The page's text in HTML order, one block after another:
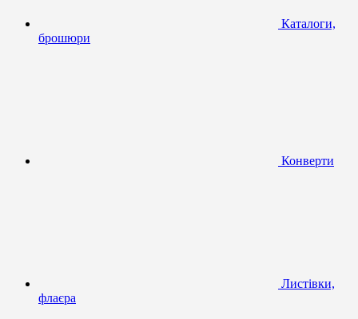
Каталоги,
брошюри
Конверти
Листівки,
флаєра